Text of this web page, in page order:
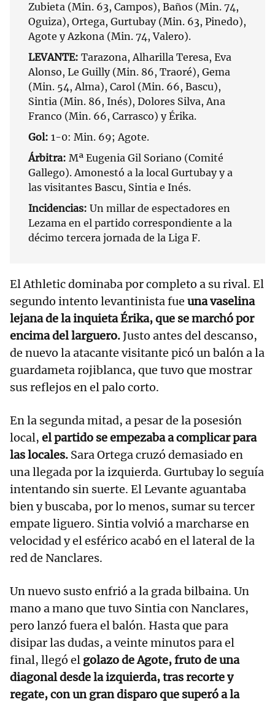
Zubieta (Min. 63, Campos), Baños (Min. 74,
Oguiza), Ortega, Gurtubay (Min. 63, Pinedo),
Agote y Azkona (Min. 74, Valero).
LEVANTE: Tarazona, Alharilla Teresa, Eva
Alonso, Le Guilly (Min. 86, Traoré), Gema
(Min. 54, Alma), Carol (Min. 66, Bascu),
Sintia (Min. 86, Inés), Dolores Silva, Ana
Franco (Min. 66, Carrasco) y Érika.
Gol: 1-0: Min. 69; Agote.
Árbitra: Mª Eugenia Gil Soriano (Comité
Gallego). Amonestó a la local Gurtubay y a
las visitantes Bascu, Sintia e Inés.
Incidencias: Un millar de espectadores en
Lezama en el partido correspondiente a la
décimo tercera jornada de la Liga F.
El Athletic dominaba por completo a su rival. El
segundo intento levantinista fue una vaselina
lejana de la inquieta Érika, que se marchó por
encima del larguero.Justo antes del descanso,
de nuevo la atacante visitante picó un balón a la
guardameta rojiblanca, que tuvo que mostrar
sus reflejos en el palo corto.
En la segunda mitad, a pesar de la posesión
local, el partido se empezaba a complicar para
las locales. Sara Ortega cruzó demasiado en
una llegada por la izquierda. Gurtubay lo seguía
intentando sin suerte. El Levante aguantaba
bien y buscaba, por lo menos, sumar su tercer
empate liguero. Sintia volvió a marcharse en
velocidad y el esférico acabó en el lateral de la
red de Nanclares.
Un nuevo susto enfrió a la grada bilbaina. Un
mano a mano que tuvo Sintia con Nanclares,
pero lanzó fuera el balón. Hasta que para
disipar las dudas, a veinte minutos para el
final, llegó el golazo de Agote, fruto de una
diagonal desde la izquierda, tras recorte y
regate, con un gran disparo que superó a la